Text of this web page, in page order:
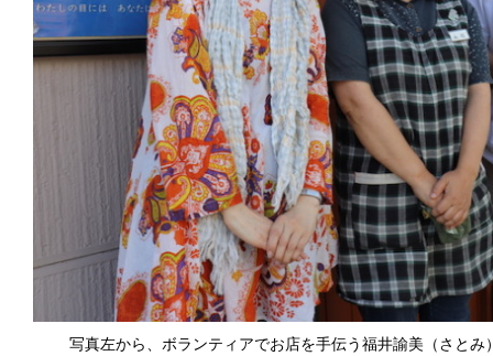
写真左から、ボランティアでお店を手伝う福井諭美（さと